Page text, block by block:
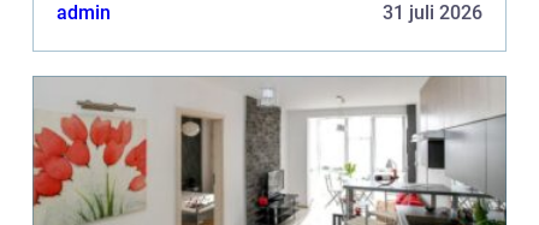
admin 31 juli 2026